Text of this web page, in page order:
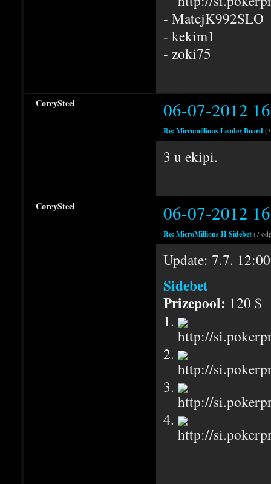
- MatejK992SLO
- kekim1
- zoki75
CoreySteel 06-07-2012
Re: Micromillions Leader Board
3 u ekipi.
CoreySteel 06-07-2012
Re: MicroMillions II Sidebet(7
Update: 7.7. 12:00
Sidebet
Prizepool: 120 $
1.
2.
3.
4.